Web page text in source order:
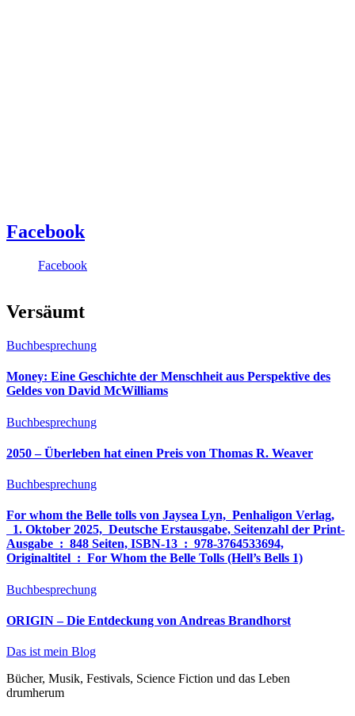
Facebook
Facebook
Versäumt
Buchbesprechung
Money: Eine Geschichte der Menschheit aus Perspektive des
Geldes von David McWilliams
Buchbesprechung
2050 – Überleben hat einen Preis von Thomas R. Weaver
Buchbesprechung
For whom the Belle tolls von Jaysea Lyn, ‎ Penhaligon Verlag,
‎ 1. Oktober 2025, ‎ Deutsche Erstausgabe, Seitenzahl der Print-
Ausgabe ‏ : ‎ 848 Seiten, ISBN-13 ‏ : ‎ 978-3764533694,
Originaltitel ‏ : ‎ For Whom the Belle Tolls (Hell’s Bells 1)
Buchbesprechung
ORIGIN – Die Entdeckung von Andreas Brandhorst
Das ist mein Blog
Bücher, Musik, Festivals, Science Fiction und das Leben
drumherum